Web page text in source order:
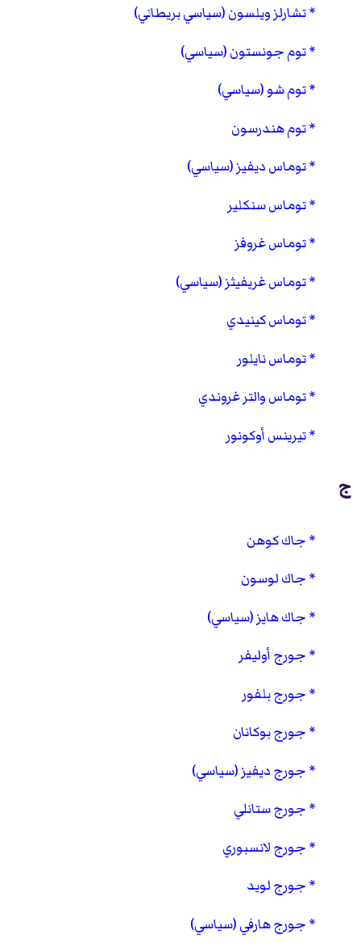
تشارلز ويلسون (سياسي بريطاني)
توم جونستون (سياسي)
توم شو (سياسي)
توم هندرسون
توماس ديفيز (سياسي)
توماس سنكلير
توماس غروفز
توماس غريفيثز (سياسي)
توماس كينيدي
توماس نايلور
توماس والتر غروندي
تيرينس أوكونور
ج
جاك كوهن
جاك لوسون
جاك هايز (سياسي)
جورج أوليفر
جورج بلفور
جورج بوكانان
جورج ديفيز (سياسي)
جورج ستانلي
جورج لانسبوري
جورج لويد
جورج هارفي (سياسي)